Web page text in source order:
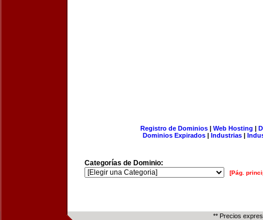
Registro de Dominios| Web Hosting |
Dominios Expirados | Industrias |
Categorías de Dominio:
[Pág.
** Precios